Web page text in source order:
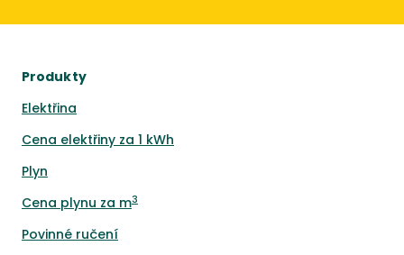
Produkty
Elektřina
Cena elektřiny za 1 kWh
Plyn
Cena plynu za m3
Povinné ručení